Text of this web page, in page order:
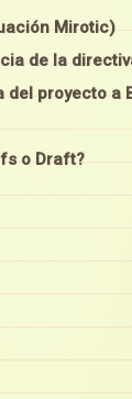
Mirotic)
de la
del proyecto a
o Draft?